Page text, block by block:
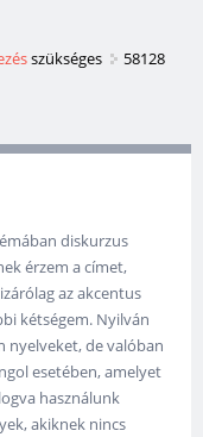
szükséges
58128
diskurzus
érzem a címet,
az akcentus
kétségem. Nyilván
nyelveket, de valóban
esetében, amelyet
használunk
akiknek nincs